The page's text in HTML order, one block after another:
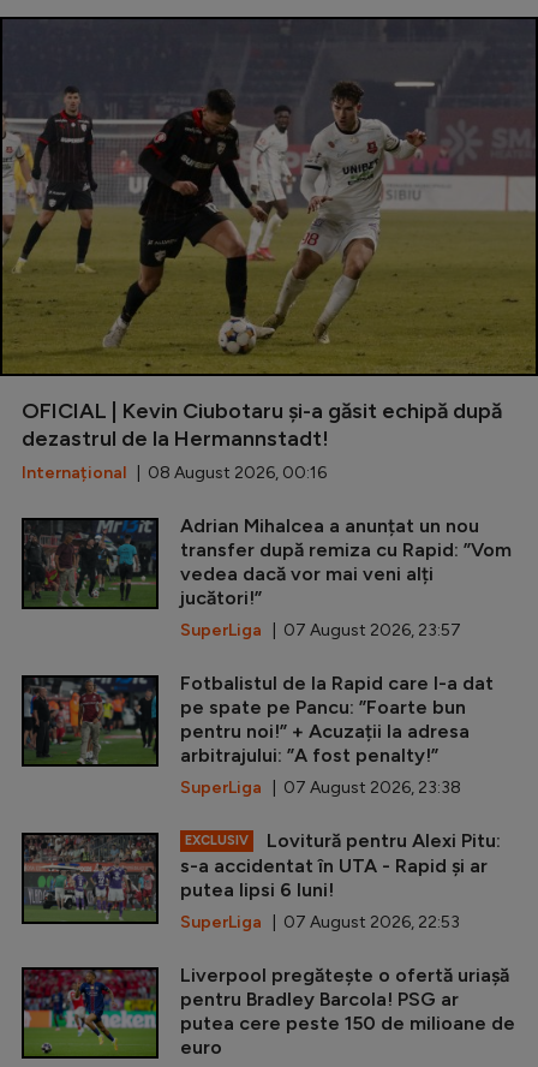
OFICIAL | Kevin Ciubotaru și-a găsit echipă după
dezastrul de la Hermannstadt!
Internațional | 08 August 2026, 00:16
Adrian Mihalcea a anunțat un nou
transfer după remiza cu Rapid: ”Vom
vedea dacă vor mai veni alți
jucători!”
SuperLiga | 07 August 2026, 23:57
Fotbalistul de la Rapid care l-a dat
pe spate pe Pancu: ”Foarte bun
pentru noi!” + Acuzații la adresa
arbitrajului: ”A fost penalty!”
SuperLiga | 07 August 2026, 23:38
EXCLUSIV
Lovitură pentru Alexi Pitu:
s-a accidentat în UTA - Rapid și ar
putea lipsi 6 luni!
SuperLiga | 07 August 2026, 22:53
Liverpool pregătește o ofertă uriașă
pentru Bradley Barcola! PSG ar
putea cere peste 150 de milioane de
euro